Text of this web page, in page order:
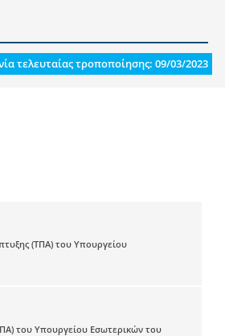
τελευταίας τροποποίησης: 09/03/2023
(ΤΠΑ) του Υπουργείου
του Υπουργείου Εσωτερικών του